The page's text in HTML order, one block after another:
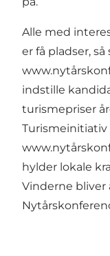
Alle med
er få pladser,
indstille
turismepriser
Turismeinitiativ
hylder lokale
Vinderne